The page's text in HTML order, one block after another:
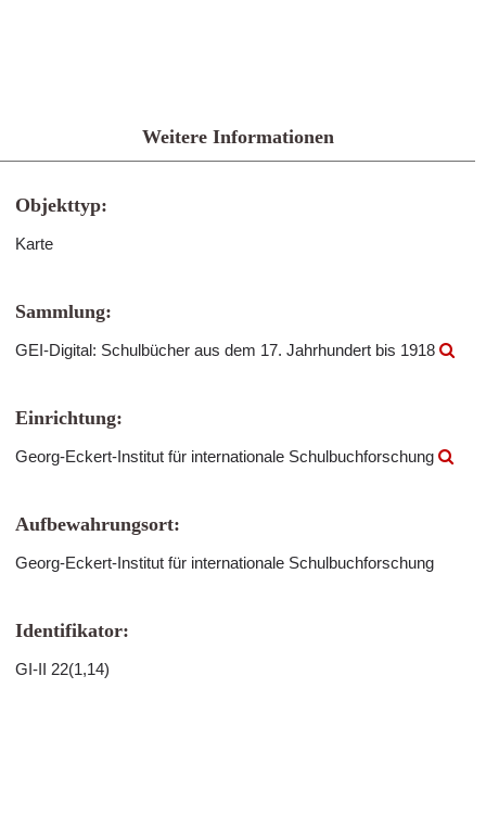
Weitere Informationen
Objekttyp:
Karte
Sammlung:
GEI-Digital: Schulbücher aus dem 17. Jahrhundert bis 1918
Einrichtung:
Georg-Eckert-Institut für internationale Schulbuchforschung
Aufbewahrungsort:
Georg-Eckert-Institut für internationale Schulbuchforschung
Identifikator:
GI-II 22(1,14)